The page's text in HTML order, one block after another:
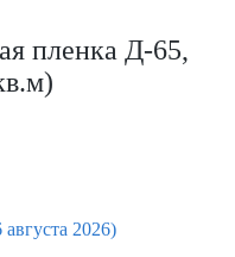
пленка Д-65,
августа 2026)